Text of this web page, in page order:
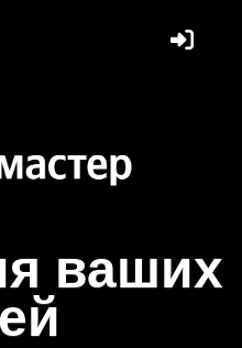
ваших